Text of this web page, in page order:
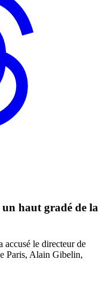
haut gradé de la
accusé le directeur de
Paris, Alain Gibelin,